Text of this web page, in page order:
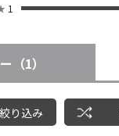
1
（1）
絞り込み